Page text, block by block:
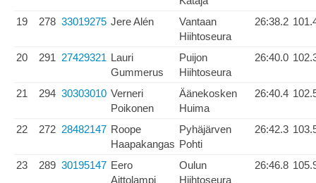
19 278 33019275 Jere Alén
Vantaan
Hiihtoseura
26:38.2
20 291 27429321 Lauri
Gummerus
Puijon
Hiihtoseura
26:40.0
21 294 30303010 Verneri
Poikonen
Äänekosken
Huima
26:40.4
22 272 28482147 Roope
Haapakangas
Pyhäjärven
Pohti
26:42.3
23 289 30195147 Eero
Aittolampi
Oulun
Hiihtoseura
26:46.8